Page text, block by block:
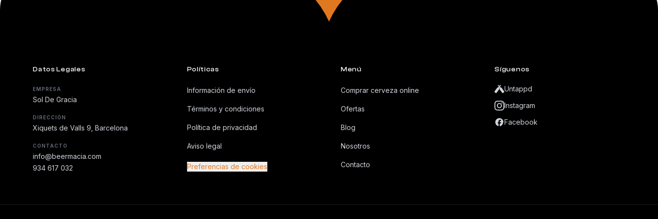
Datos Legales
EMPRESA
Sol De Gracia
DIRECCIÓN
Xiquets de Valls 9, Barcelona
CONTACTO
info@beermacia.com
934 617 032
Políticas
Información de envío
Términos y condiciones
Política de privacidad
Aviso legal
Preferencias de cookies
Menú
Comprar cerveza online
Ofertas
Blog
Nosotros
Contacto
Síguenos
Untappd
Instagram
Facebook